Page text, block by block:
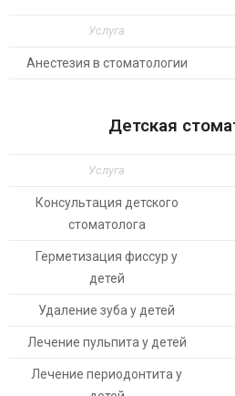
Услуга
Анестезия в стоматологии
Детская
Услуга
Консультация детского
стоматолога
Герметизация фиссур у
детей
Удаление зуба у детей
Лечение пульпита у детей
Лечение периодонтита у